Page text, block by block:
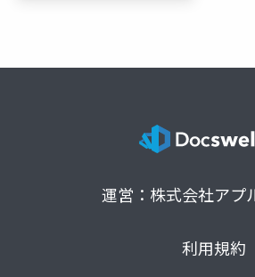
運営：株式会社アプ
利用規約